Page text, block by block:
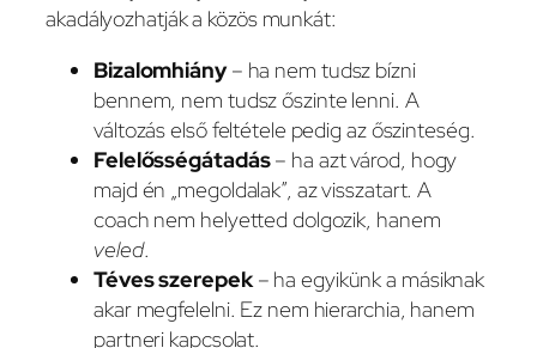
akadályozhatják a közös munkát:
Bizalomhiány– ha nem tudsz bízni
bennem, nem tudsz őszinte lenni. A
változás első feltétele pedig az őszinteség.
Felelősségátadás– ha azt várod, hogy
majd én „megoldalak”, az visszatart. A
coach nem helyetted dolgozik, hanem
veled.
Téves szerepek– ha egyikünk a másiknak
akar megfelelni. Ez nem hierarchia, hanem
partneri kapcsolat.